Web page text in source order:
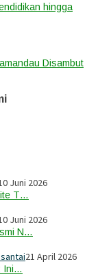
hingga
Disambut
Juni 2026
T…
Juni 2026
N…
21 April 2026
Ini…